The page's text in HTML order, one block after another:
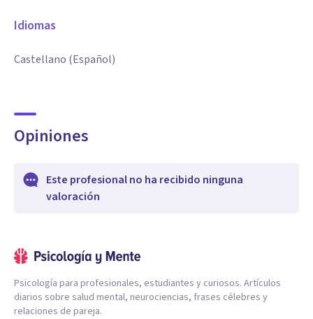
Idiomas
Castellano (Español)
Opiniones
Este profesional no ha recibido ninguna
valoración
Psicología para profesionales, estudiantes y curiosos. Artículos
diarios sobre salud mental, neurociencias, frases célebres y
relaciones de pareja.